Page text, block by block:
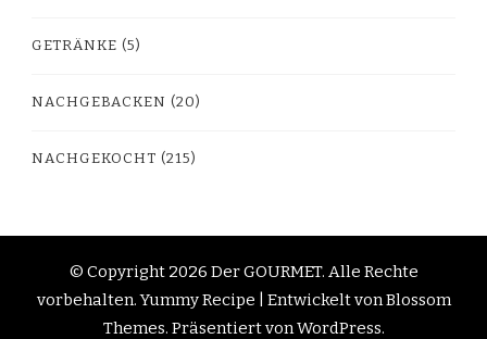
GETRÄNKE (5)
NACHGEBACKEN (20)
NACHGEKOCHT (215)
© Copyright 2026 Der GOURMET. Alle Rechte
vorbehalten.Yummy Recipe | Entwickelt vonBlossom
Themes. Präsentiert vonWordPress.